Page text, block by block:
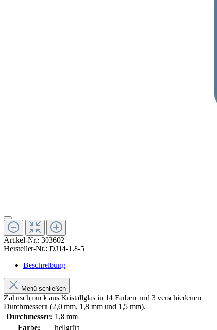
Artikel-Nr.: 303602
Hersteller-Nr.: DJ14-1.8-5
Beschreibung
Menü schließen
Zahnschmuck aus Kristallglas in 14 Farben und 3 verschiedenen
Durchmessern (2,0 mm, 1,8 mm und 1,5 mm).
Durchmesser: 1,8 mm
Farbe:
hellgrün